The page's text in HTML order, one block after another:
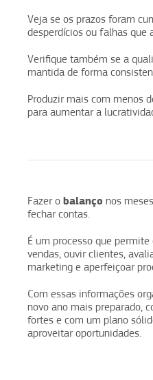
Veja se os prazos foram
desperdícios ou falhas que
Verifique também se a
mantida de forma
Produzir mais com menos
para aumentar a
Fazer o balanço nos
fechar contas.
É um processo que
vendas, ouvir clientes,
marketing e aperfeiçoar
Com essas informações
novo ano mais preparado,
fortes e com um plano
aproveitar oportunidades.